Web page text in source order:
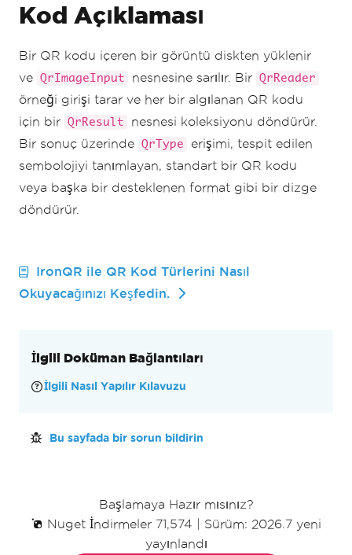
Kod Açıklaması
Bir QR kodu içeren bir görüntü diskten yüklenir
ve QrImageInput nesnesine sarılır. Bir QrReader
örneği girişi tarar ve her bir algılanan QR kodu
için bir QrResult
nesnesi koleksiyonu döndürür.
Bir sonuç üzerinde QrType
erişimi, tespit edilen
sembolojiyi tanımlayan, standart bir QR kodu
veya başka bir desteklenen format gibi bir dizge
döndürür.
IronQR ile QR Kod Türlerini Nasıl
Okuyacağınızı Keşfedin.
İlgili Doküman Bağlantıları
İlgili Nasıl Yapılır Kılavuzu
Bu sayfada bir sorun bildirin
Başlamaya Hazır mısınız?
Nuget İndirmeler 71,574
Sürüm: 2026.7 yeni
yayınlandı